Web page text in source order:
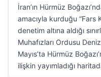
İran’ın Hürmüz
amacıyla kurduğu “Fars
denetim altına aldığı
Muhafızları Ordusu
Mayıs’ta Hürmüz
ilişkin yayımladığı